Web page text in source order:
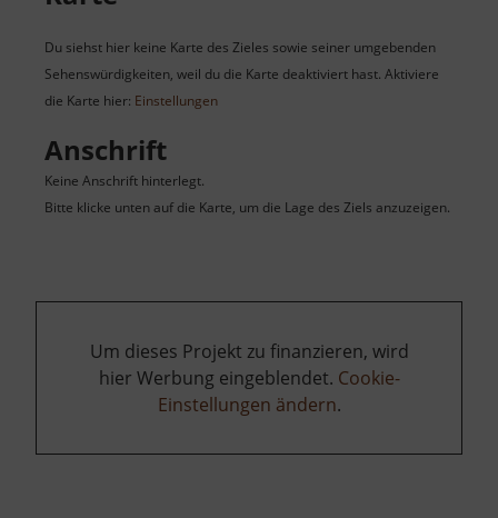
Du siehst hier keine Karte des Zieles sowie seiner umgebenden
Sehenswürdigkeiten, weil du die Karte deaktiviert hast. Aktiviere
die Karte hier: Einstellungen
Anschrift
Keine Anschrift hinterlegt.
Bitte klicke unten auf die Karte, um die Lage des Ziels anzuzeigen.
Um dieses Projekt zu finanzieren, wird
hier Werbung eingeblendet. Cookie-
Einstellungen ändern.